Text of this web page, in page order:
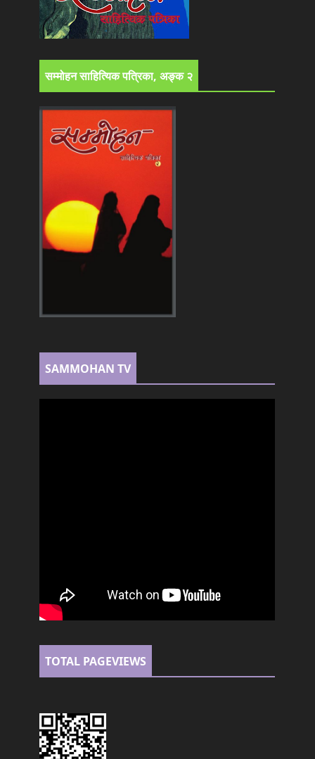
सम्मोहन साहित्यिक पत्रिका, अङ्क २
SAMMOHAN TV
TOTAL PAGEVIEWS